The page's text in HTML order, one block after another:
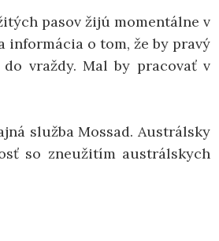
pasov žijú momentálne v
informácia o tom, že by pravý
vraždy. Mal by pracovať v
služba Mossad. Austrálsky
so zneužitím austrálskych